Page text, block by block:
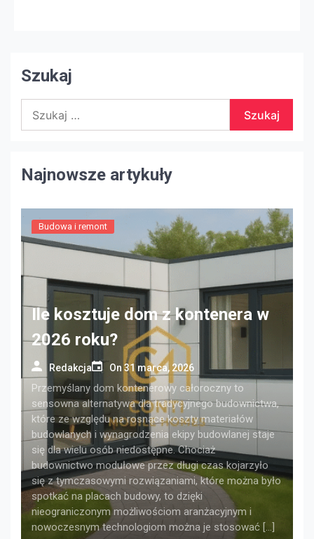
Szukaj
Najnowsze artykuły
Budowa i remont
Ile kosztuje dom z kontenera w
2026 roku?
Redakcja On 31 marca, 2026
Przemyślany dom kontenerowy całoroczny to
sensowna alternatywa dla tradycyjnego budownictwa,
które ze względu na rosnące koszty materiałów
budowlanych i wynagrodzenia ekipy budowlanej staje
się dla wielu osób niedostępne. Chociaż
budownictwo modułowe przez długi czas kojarzyło
się z tymczasowymi rozwiązaniami, które można było
spotkać na placach budowy, to dzięki
nieograniczonym możliwościom aranżacyjnym i
nowoczesnym technologiom można je stosować […]